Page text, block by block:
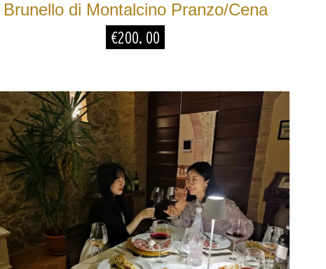
Brunello di Montalcino Pranzo/Cena
€200.00
春夏有机会会再来
· 环境很棒
Wonderful